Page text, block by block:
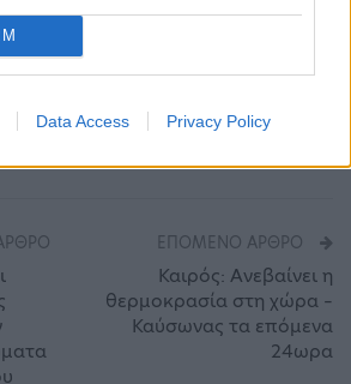
Data Access Privacy Policy
εφημερίδα «ONTime»
ΕΠΌΜΕΝΟ ΆΡΘΡΟ
Καιρός: Ανεβαίνει η
θερμοκρασία στη χώρα –
Καύσωνας τα επόμενα
24ωρα